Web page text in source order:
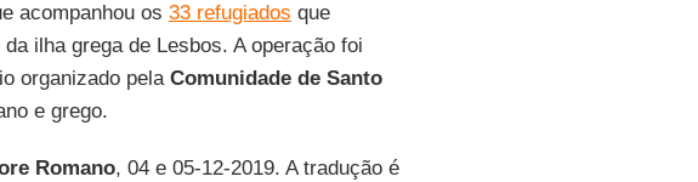
acompanhou os 33 refugiados que
da ilha grega de Lesbos. A operação foi
organizado pela Comunidade de Santo
e grego.
Romano, 04 e 05-12-2019. A tradução é